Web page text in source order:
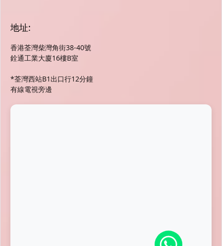
地址:
香港荃灣柴灣角街38-40號
銓通工業大廈16樓B室
*荃灣西站B1出口行12分鐘
有線電視旁邊